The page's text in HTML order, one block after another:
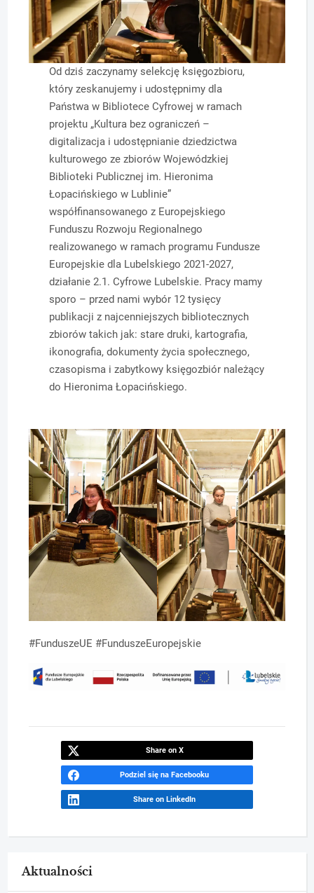
Od dziś zaczynamy selekcję księgozbioru,
który zeskanujemy i udostępnimy dla
Państwa w Bibliotece Cyfrowej w ramach
projektu „Kultura bez ograniczeń –
digitalizacja i udostępnianie dziedzictwa
kulturowego ze zbiorów Wojewódzkiej
Biblioteki Publicznej im. Hieronima
Łopacińskiego w Lublinie”
współfinansowanego z Europejskiego
Funduszu Rozwoju Regionalnego
realizowanego w ramach programu Fundusze
Europejskie dla Lubelskiego 2021-2027,
działanie 2.1. Cyfrowe Lubelskie. Pracy mamy
sporo – przed nami wybór 12 tysięcy
publikacji z najcenniejszych bibliotecznych
zbiorów takich jak: stare druki, kartografia,
ikonografia, dokumenty życia społecznego,
czasopisma i zabytkowy księgozbiór należący
do Hieronima Łopacińskiego.
#FunduszeUE #FunduszeEuropejskie
Share on X
Podziel się na Facebooku
Share on LinkedIn
Aktualności